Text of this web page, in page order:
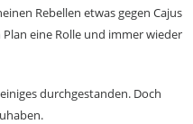
Rebellen etwas gegen Cajus
eine Rolle und immer wieder
durchgestanden. Doch